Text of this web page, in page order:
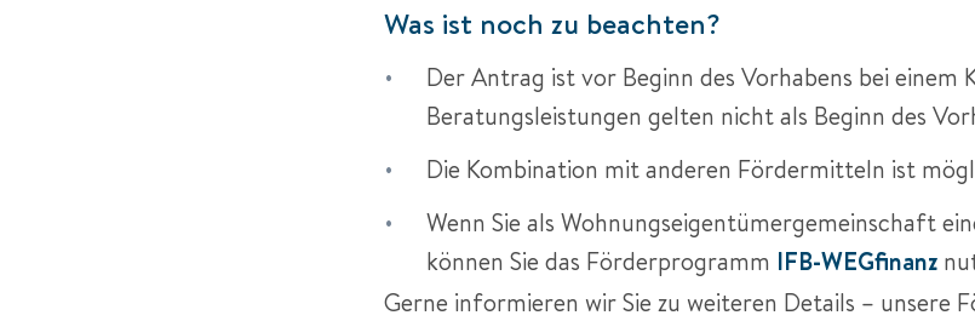
Was ist noch zu beachten?
Der Antrag ist vor Beginn des Vorhabens bei
Beratungsleistungen gelten nicht als Beginn des
Die Kombination mit anderen Fördermitteln ist
Wenn Sie als Wohnungseigentümergemeinschaft
können Sie das Förderprogramm IFB-WEGfinanz
Gerne informieren wir Sie zu weiteren Details – unsere